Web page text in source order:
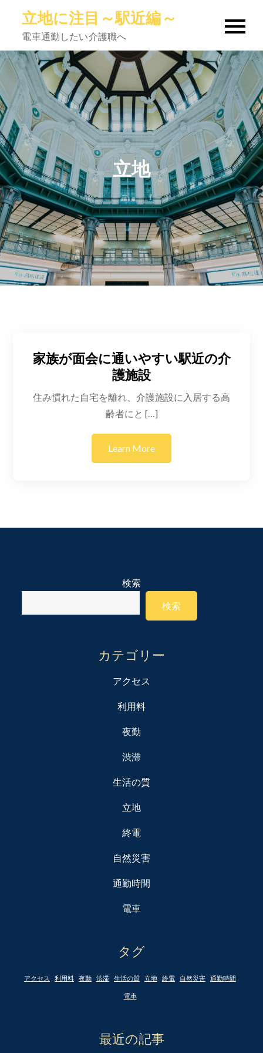
content
立地に注目～駅近編～
電車通勤したい介護職へ
立地
家族が面会に通いやすい駅近の介
護施設
住み慣れた自宅を離れ、介護施設に入居する高
齢者にと […]
Learn More
検索
検索
カテゴリー
アクセス
利用料
夜勤
渋滞
生活の質
立地
終電
自然災害
通勤時間
電車
タグ
アクセス 利用料 夜勤 渋滞 生活の質 立地 終電 自然災害 通勤時間
電車
最近の記事